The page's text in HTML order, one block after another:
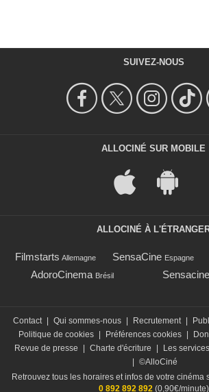
SUIVEZ-NOUS
ALLOCINÉ SUR MOBILE
ALLOCINÉ À
Filmstarts Allemagne SensaCine Espagne
AdoroCinema Brésil
Contact Qui sommes-nous Recrutement
Politique de cookies
Préférences cookies
Revue de presse
Charte d'écriture Les
©AlloCiné
Retrouvez tous les horaires et infos de votre cinéma
0 892 892 892(0,90€/minute)